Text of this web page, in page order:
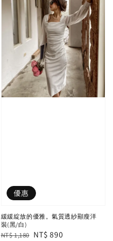
優惠
緩緩綻放的優雅。氣質透紗顯瘦洋
裝(黑/白)
Regular
NT$ 1,180 Sale
NT$ 890